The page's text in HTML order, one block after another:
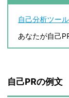
自己分析ツール
あなたが自己
自己PRの例文